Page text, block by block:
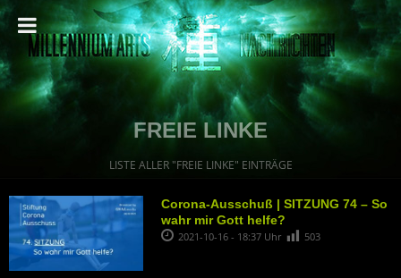
FREIE LINKE
LISTE ALLER "FREIE LINKE" EINTRÄGE
Corona-Ausschuß | SITZUNG 74 – So
wahr mir Gott helfe?
2021-10-16 - 18:37 Uhr 503